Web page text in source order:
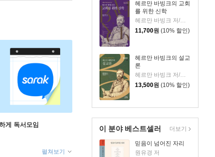
헤르만 바빙크의 교회
를 위한 신학
11,700원 (10% 할인)
헤르만 바빙크의 설교
론
헤르만 바빙크 저/제임스 에글린턴 편/신호섭 역
13,500원 (10% 할인)
이 분야 베스트셀러
믿음이 넘어진 자리
원유경 저
더보기
게 독서모임
펼쳐보기